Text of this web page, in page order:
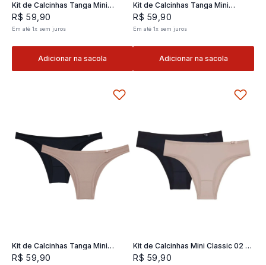
Kit de Calcinhas Tanga Mini
Classic 02- 2 und
R$ 59 90
Em até1x sem juros
Adicionar na sacola
Kit de Calcinhas Tanga Mini
Classic 02- 2 und
R$ 59 ,90
Em até 1x sem juros
Adicionar na sacola
Kit de Calcinhas Tanga Mini
Classic 02- 2 und
R$ 59 90
Kit de Calcinhas Mini Classic 02 -
2 und
R$ 59 ,90